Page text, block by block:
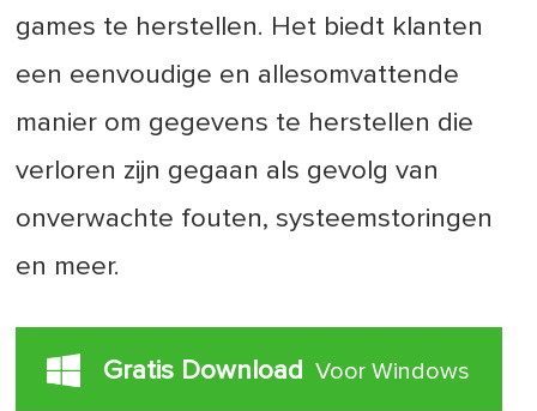
games te herstellen. Het biedt klanten
een eenvoudige en allesomvattende
manier om gegevens te herstellen die
verloren zijn gegaan als gevolg van
onverwachte fouten, systeemstoringen
en meer.
Gratis Download Voor Windows